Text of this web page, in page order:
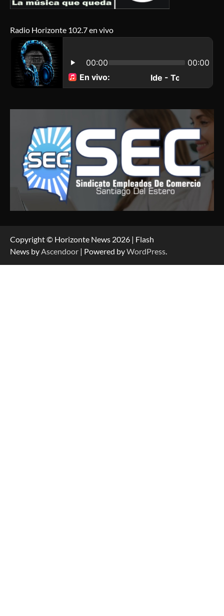
Radio Horizonte 102.7 en vivo
Copyright © Horizonte News 2026 | Flash
News byAscendoor | Powered byWordPress.